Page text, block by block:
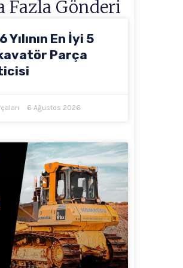
Fazla Gönderi
Yılının En İyi 5
Parça
6 Ağustos 2026